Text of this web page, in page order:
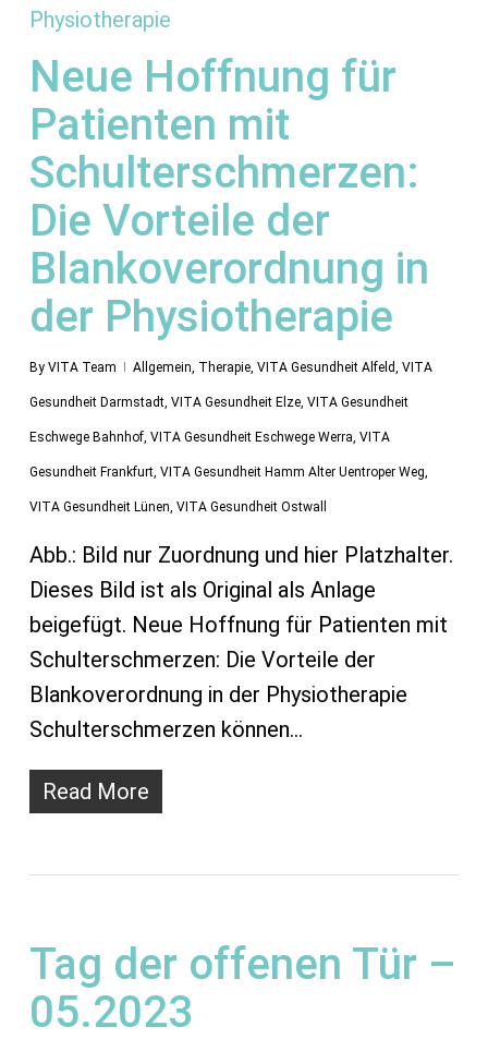
Neue Hoffnung für
Patienten mit
Schulterschmerzen:
Die Vorteile der
Blankoverordnung in
der Physiotherapie
By VITA Team Allgemein, Therapie, VITA Gesundheit Alfeld, VITA
Gesundheit Darmstadt, VITA Gesundheit Elze, VITA Gesundheit
Eschwege Bahnhof, VITA Gesundheit Eschwege Werra, VITA
Gesundheit Frankfurt, VITA Gesundheit Hamm Alter Uentroper Weg,
VITA Gesundheit Lünen, VITA Gesundheit Ostwall
Abb.: Bild nur Zuordnung und hier Platzhalter.
Dieses Bild ist als Original als Anlage
beigefügt. Neue Hoffnung für Patienten mit
Schulterschmerzen: Die Vorteile der
Blankoverordnung in der Physiotherapie
Schulterschmerzen können…
Read More
Tag der offenen Tür –
05.2023